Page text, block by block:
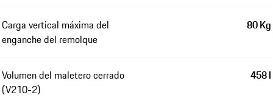
Carga vertical máxima del
enganche del remolque
80 Kg
Volumen del maletero cerrado
(V210-2)
458 l